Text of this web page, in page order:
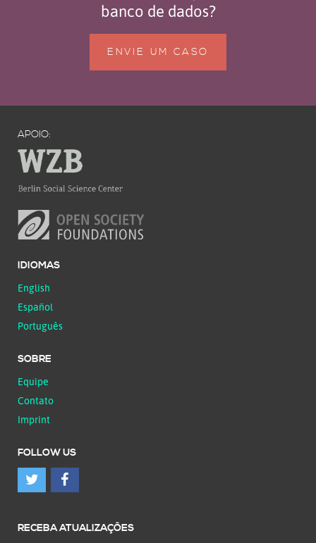
banco de dados?
ENVIE UM CASO
APOIO:
IDIOMAS
English
Español
Português
SOBRE
Equipe
Contato
Imprint
FOLLOW US
RECEBA ATUALIZAÇÕES